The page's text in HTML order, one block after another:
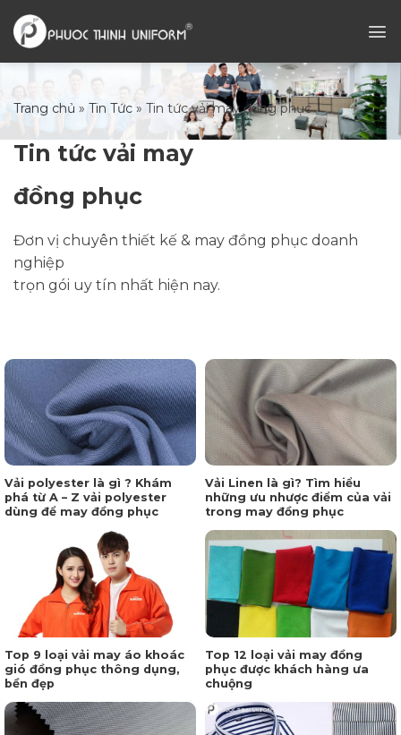
đến
Trang chủ » Tin Tức » Tin tức vải may đồng phục
Tin tức vải may
đồng phục
Đơn vị chuyên thiết kế & may đồng phục doanh
nghiệp
trọn gói uy tín nhất hiện nay.
Vải polyester là gì ? Khám
phá từ A – Z vải polyester
dùng để may đồng phục
Vải Linen là gì? Tìm hiểu
những ưu nhược điểm của vải
trong may đồng phục
Top 9 loại vải may áo khoác
gió đồng phục thông dụng,
bền đẹp
Top 12 loại vải may đồng
phục được khách hàng ưa
chuộng